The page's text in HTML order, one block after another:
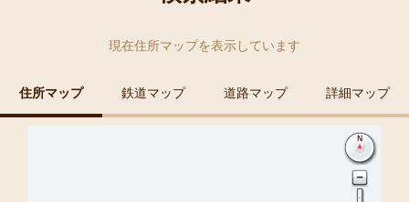
現在住所マップを表示しています
住所マップ 鉄道マップ 道路マップ 詳細マップ